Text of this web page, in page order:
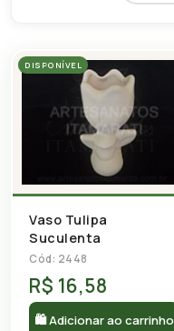
DISPONÍVEL
Vaso Tulipa
Suculenta
Cód: 2448
R$ 16,58
🛍 Adicionar ao carrinho